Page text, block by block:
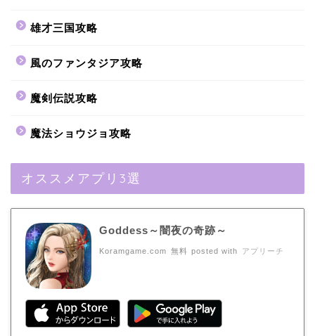
雄才三国攻略
風のファンタジア攻略
魔剣伝説攻略
魔法ショウジョ攻略
オススメアプリ3選
Goddess～闇夜の奇跡～
Koramgame.com 無料 posted with アプリーチ